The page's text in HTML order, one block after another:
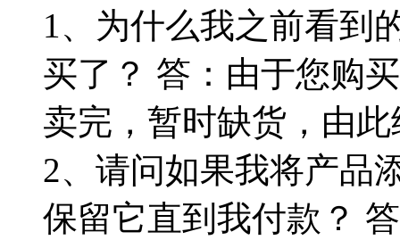
1、为什么我之前看到
买了？ 答：由于您购
卖完，暂时缺货，由
2、请问如果我将产品
保留它直到我付款？